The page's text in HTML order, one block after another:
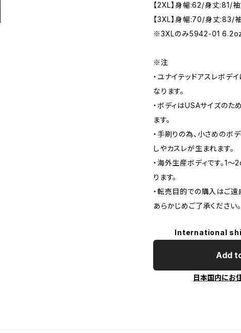
【2XL】身幅:62/身丈:81/
【3XL】身幅:70/身丈:83/
※3XLのみ5942-01
※注
・ユナイテッドアスレボデ
なります。
・ボディはUSAサイズのた
ます。
・手刷りの為、小さめのボ
しやカスレが生まれます。
・海外生産ボディです。1
ります。
・転売目的での購入はご遠
あらかじめご了承ください。
International
Add
日本国内にお